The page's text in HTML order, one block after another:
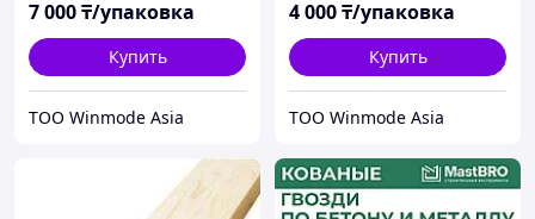
7 000₸/упаковка
Купить
ТОО Winmode Asia
4 000₸/упаковка
Купить
ТОО Winmode Asia